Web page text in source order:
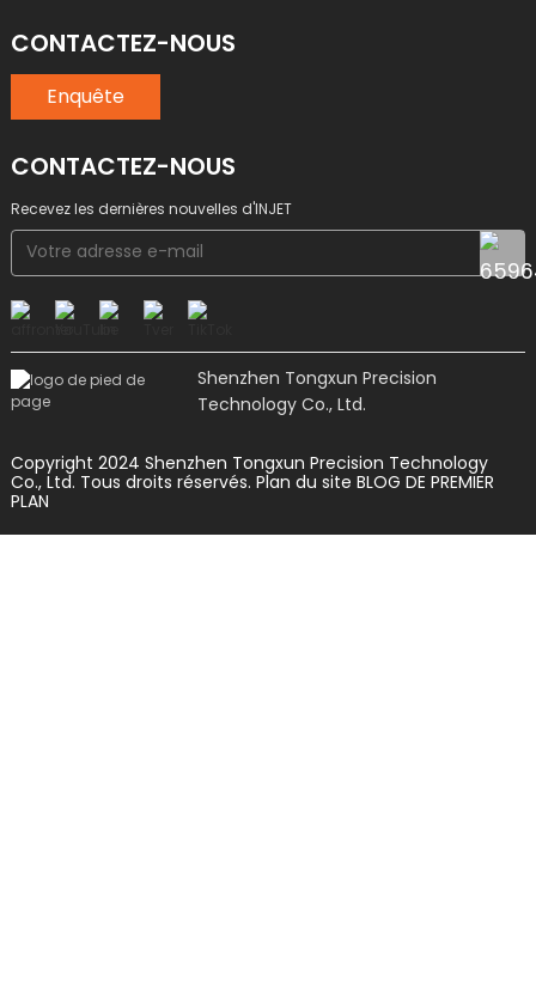
CONTACTEZ-NOUS
Enquête
CONTACTEZ-NOUS
Recevez les dernières nouvelles d'INJET
Shenzhen Tongxun Precision
Technology Co., Ltd.
Copyright 2024 Shenzhen Tongxun Precision Technology
Co., Ltd. Tous droits réservés. Plan du site BLOG DE PREMIER
PLAN